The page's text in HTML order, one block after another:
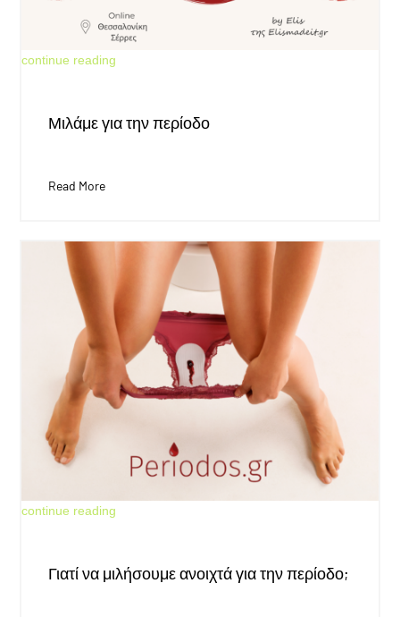
Jun 4, 2026
Μιλάμε για την περίοδο
Read More
continue reading
May 30, 2026
Γιατί να μιλήσουμε ανοιχτά για την περίοδο;
continue reading